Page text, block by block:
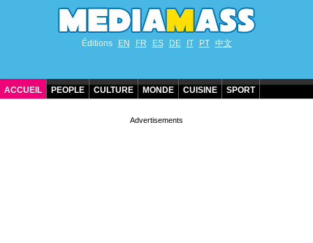
Éditions EN FR ES DE IT PT 中文
ACCUEIL PEOPLE CULTURE MONDE CUISINE SPORT